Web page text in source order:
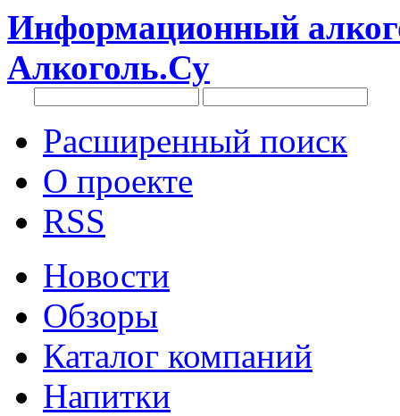
Информационный
Алкоголь.Су
Расширенный поиск
О проекте
RSS
Новости
Обзоры
Каталог компаний
Напитки